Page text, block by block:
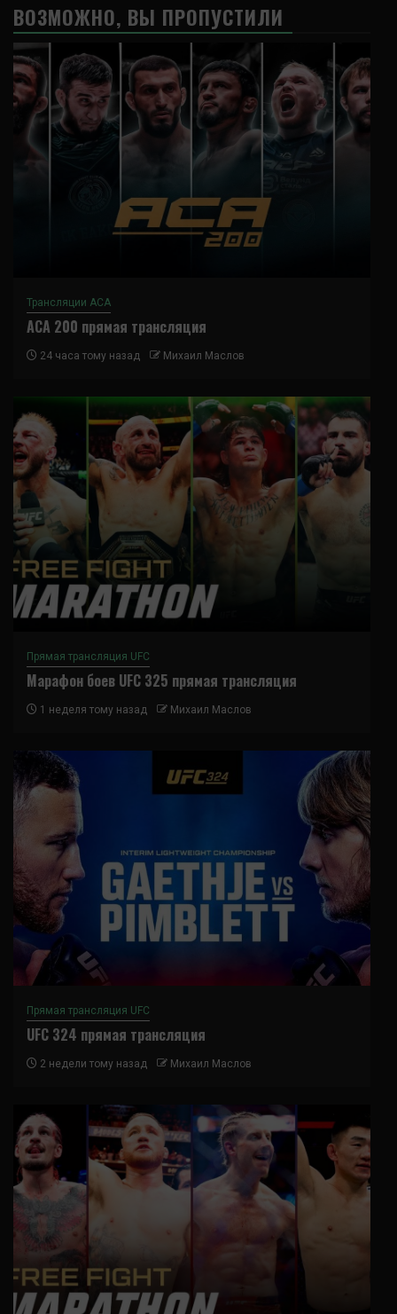
ВОЗМОЖНО, ВЫ ПРОПУСТИЛИ
Трансляции ACA
ACA 200 прямая трансляция
24 часа тому назад Михаил Маслов
Прямая трансляция UFC
Марафон боев UFC 325 прямая трансляция
1 неделя тому назад Михаил Маслов
Прямая трансляция UFC
UFC 324 прямая трансляция
2 недели тому назад Михаил Маслов